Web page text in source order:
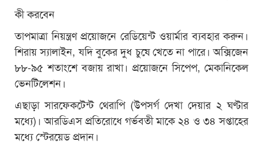
কী করবেন
তাপমাত্রা নিয়ন্ত্রণ প্রয়োজনে রেডিয়েন্ট ওয়ার্মার ব্যবহার করুন।
শিরায় স্যালাইন, যদি বুকের দুধ চুষে খেতে না পারে। অক্সিজেন
৮৮-৯৫ শতাংশে বজায় রাখা। প্রয়োজনে সিপেপ, মেকানিকেল
ভেনটিলেশন।
এছাড়া সারফেকটেন্ট থেরাপি (উপসর্গ দেখা দেয়ার ২ ঘণ্টার
মধ্যে)। আরডিএস প্রতিরোধে গর্ভবতী মাকে ২৪ ও ৩৪ সপ্তাহের
মধ্যে স্টেরয়েড প্রদান।